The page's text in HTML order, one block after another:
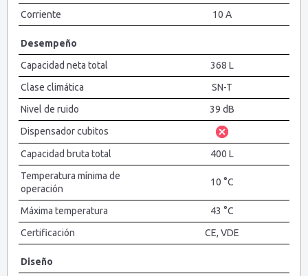
Corriente
10 A
Desempeño
Capacidad neta total
368 L
Clase climática
SN-T
Nivel de ruido
39 dB
Dispensador cubitos
Capacidad bruta total
400 L
Temperatura mínima de
operación
10 °C
Máxima temperatura
43 °C
Certificación
CE, VDE
Diseño